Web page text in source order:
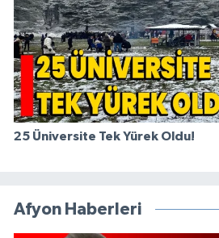
25 Üniversite Tek Yürek Oldu!
Afyon Haberleri